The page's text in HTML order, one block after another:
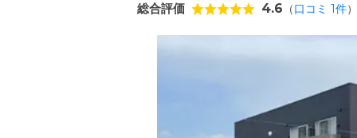
総合評価 4.6 （口コミ 1件）